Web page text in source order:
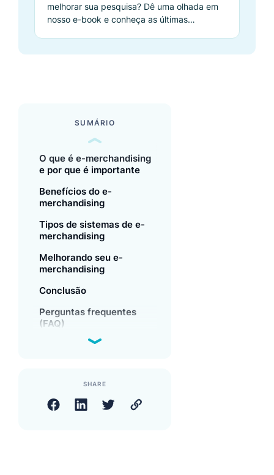
melhorar sua pesquisa? Dê uma olhada em
nosso e-book e conheça as últimas
SUMÁRIO
O que é e-merchandising
e por que é importante
Benefícios do e-
merchandising
Tipos de sistemas de e-
merchandising
Melhorando seu e-
merchandising
Conclusão
Perguntas frequentes
(FAQ)
SHARE